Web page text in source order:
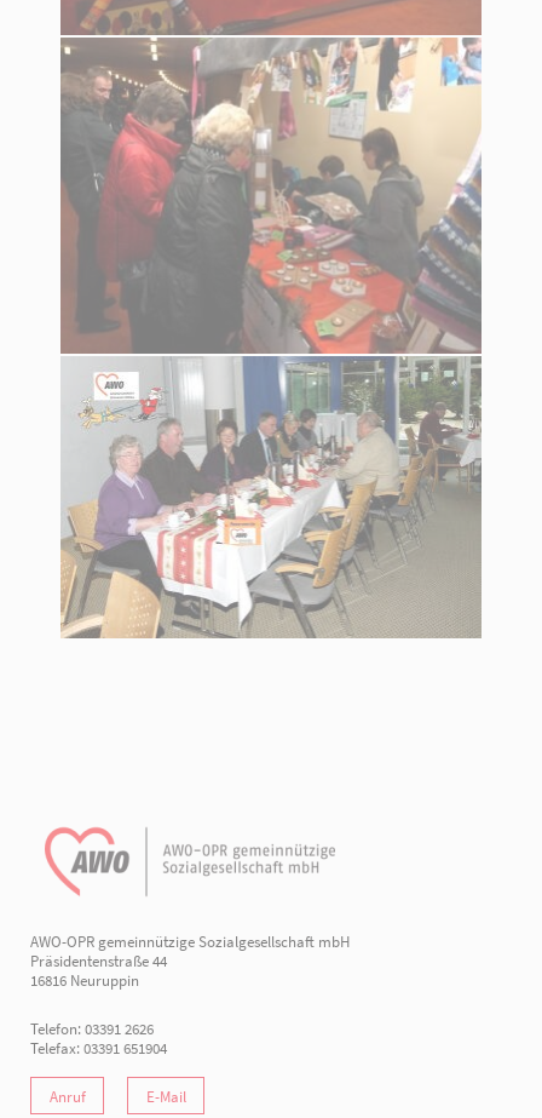
AWO-OPR gemeinnützige Sozialgesellschaft mbH
Präsidentenstraße 44
16816 Neuruppin
Telefon: 03391 2626
Telefax: 03391 651904
Anruf E-Mail